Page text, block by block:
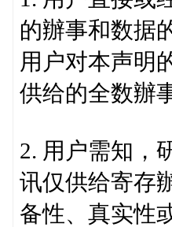
的辦事和数据
用户对本声明
供给的全数辦
2. 用户需知，
讯仅供给寄存
备性、真实性